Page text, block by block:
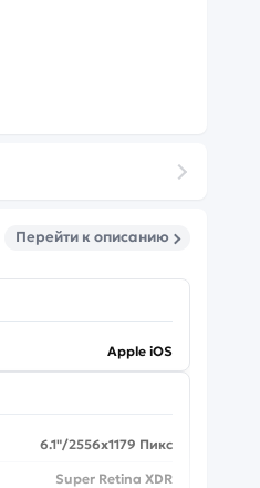
Перейти к описанию
Apple iOS
6.1"/2556x1179 Пикс
Super Retina XDR